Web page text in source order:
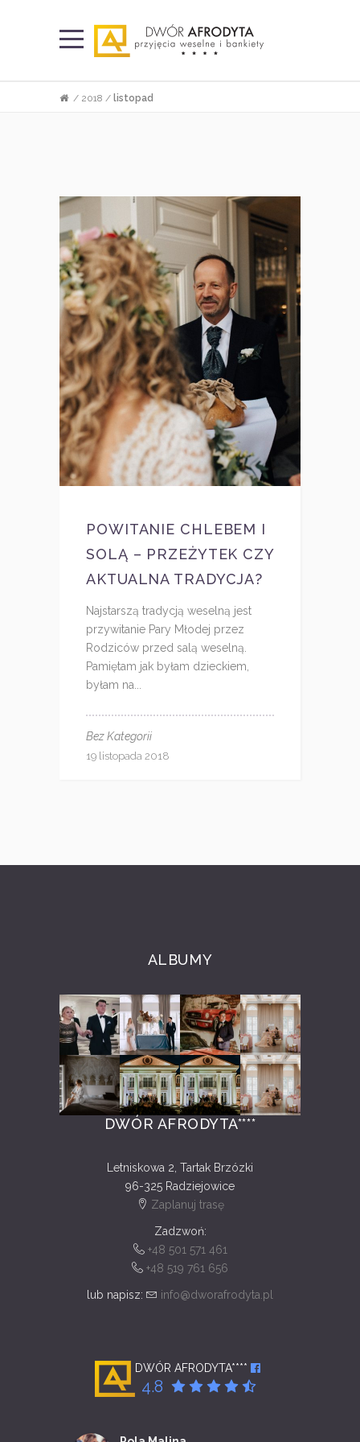
/ 2018 / listopad
POWITANIE CHLEBEM I
SOLĄ – PRZEŻYTEK CZY
AKTUALNA TRADYCJA?
Najstarszą tradycją weselną jest
przywitanie Pary Młodej przez
Rodziców przed salą weselną.
Pamiętam jak byłam dzieckiem,
byłam na...
Bez Kategorii
19 listopada 2018
ALBUMY
DWÓR AFRODYTA****
Letniskowa 2, Tartak Brzózki
96-325 Radziejowice
Zaplanuj trasę
Zadzwoń:
+48 501 571 461
+48 519 761 656
lub napisz: info@dworafrodyta.pl
DWÓR AFRODYTA****
4.8